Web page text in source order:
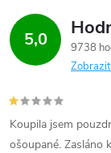
5,0
9738
Koupila jsem
ošoupané. Zasláno